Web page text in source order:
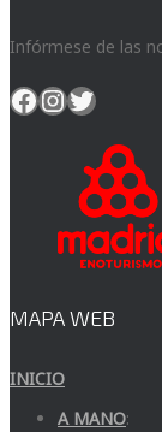
Infórmese de las
Facebook
Instagram
Twitter
MAPA WEB
INICIO
A MANO: